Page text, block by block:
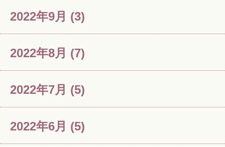
2022年9月 (3)
2022年8月 (7)
2022年7月 (5)
2022年6月 (5)